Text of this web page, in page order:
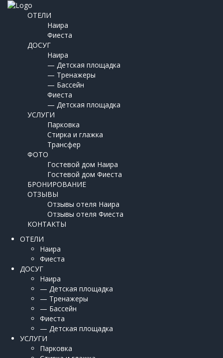
ОТЕЛИ
Наира
Фиеста
ДОСУГ
Наира
— Детская площадка
— Тренажеры
— Бассейн
Фиеста
— Детская площадка
УСЛУГИ
Парковка
Стирка и глажка
Трансфер
ФОТО
Гостевой дом Наира
Гостевой дом Фиеста
БРОНИРОВАНИЕ
ОТЗЫВЫ
Отзывы отеля Наира
Отзывы отеля Фиеста
КОНТАКТЫ
ОТЕЛИ
Наира
Фиеста
ДОСУГ
Наира
— Детская площадка
— Тренажеры
— Бассейн
Фиеста
— Детская площадка
УСЛУГИ
Парковка